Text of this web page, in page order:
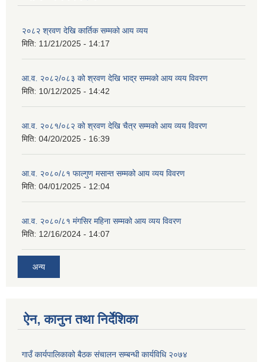
२०८२ श्रवण देखि कार्तिक सम्मको आय व्यय
मिति: 11/21/2025 - 14:17
आ.व. २०८२/०८३ को श्रवण देखि भाद्र सम्मको आय व्यय विवरण
मिति: 10/12/2025 - 14:42
आ.व. २०८१/०८२ को श्रवण देखि चैत्र सम्मको आय व्यय विवरण
मिति: 04/20/2025 - 16:39
आ.व. २०८०/८१ फाल्गुण मसान्त सम्मको आय व्यय विवरण
मिति: 04/01/2025 - 12:04
आ.व. २०८०/८१ मंगसिर महिना सम्मको आय व्यय विवरण
मिति: 12/16/2024 - 14:07
अन्य
ऐन, कानुन तथा निर्देशिका
गाउँ कार्यपालिकाको बैठक संचालन सम्बन्धी कार्यविधि २०७४